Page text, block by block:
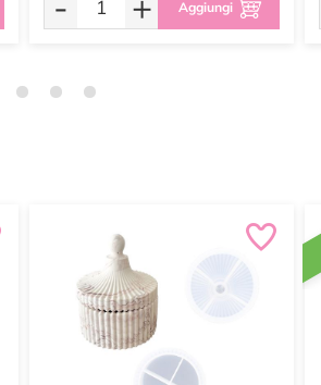
Aggiungi